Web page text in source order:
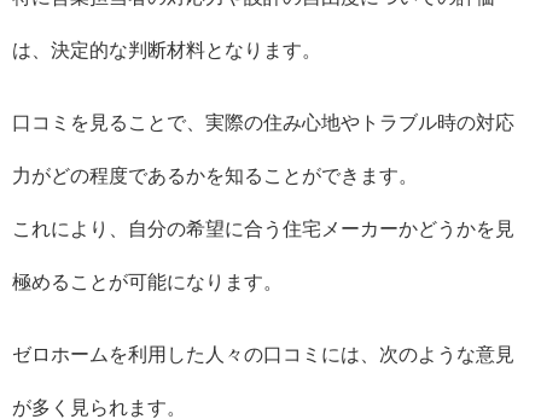
は、決定的な判断材料となります。
口コミを見ることで、実際の住み心地やトラブル時の対応
力がどの程度であるかを知ることができます。
これにより、自分の希望に合う住宅メーカーかどうかを見
極めることが可能になります。
ゼロホームを利用した人々の口コミには、次のような意見
が多く見られます。